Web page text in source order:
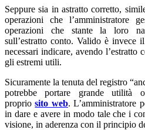
Seppure sia in astratto corretto,
operazioni che l’amministratore
operazioni che stante la loro
sull’estratto conto. Valido è invece
necessari indicare, avendo
gli estremi utili.
Sicuramente la tenuta del registro
potrebbe portare grande
propriosito web. L’amministratore
in dare e avere in modo tale che i
visione, in aderenza con il principio